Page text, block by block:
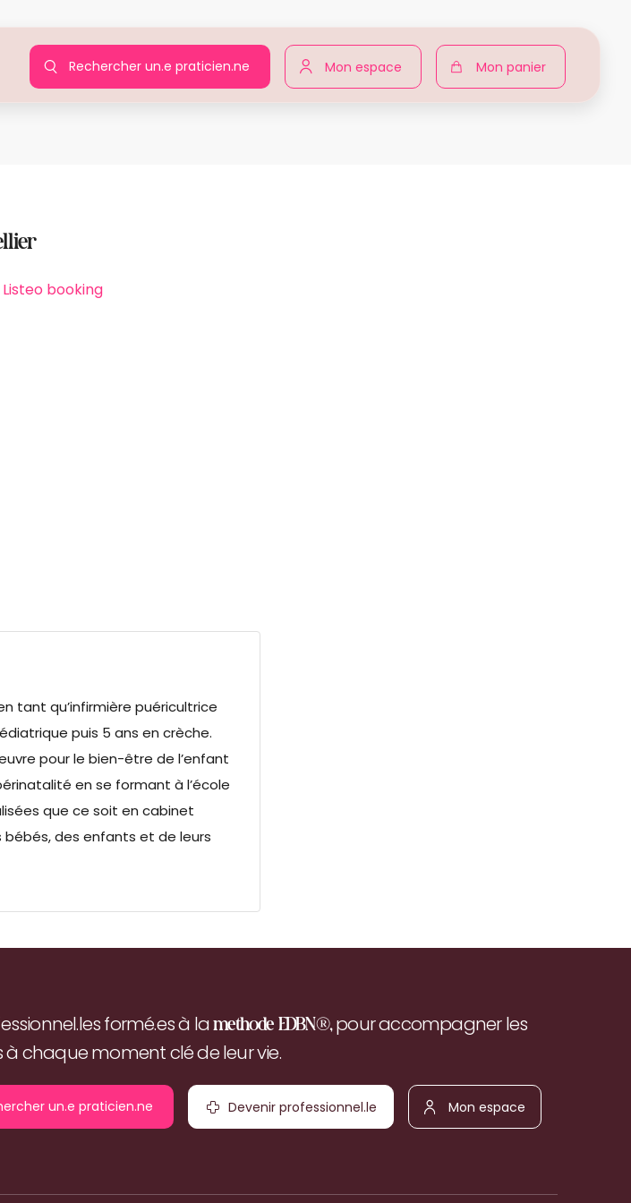
Rechercher un.e praticien.ne Mon espace Mon panier
Agir pour toutes Produits Julie Thellier
Listeo booking
tant qu’infirmière puéricultrice
puis 5 ans en crèche.
pour le bien-être de l’enfant
en se formant à l’école
que ce soit en cabinet
des enfants et de leurs
formé.es à lamethode EDBN®,pour accompagner les
chaque moment clé de leur vie.
un.e
Devenir
professionnel.le
Mon
espace